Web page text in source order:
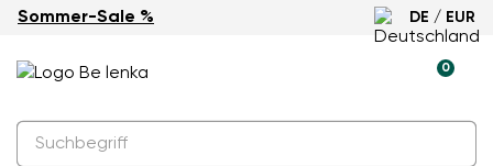
Sommer-Sale % DE / EUR
0
Wasserabweisend